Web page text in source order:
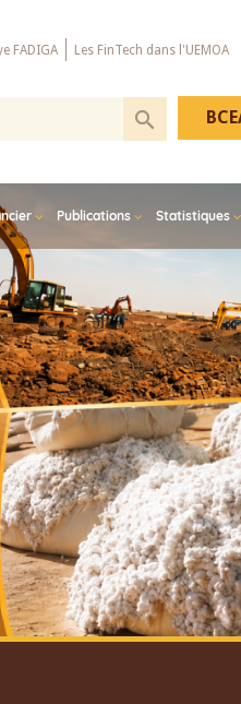
FADIGA Les FinTech dans l'UEMOA
Publications Statistiques